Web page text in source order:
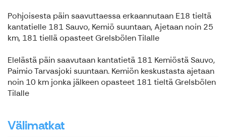
Pohjoisesta päin saavuttaessa erkaannutaan E18 tieltä
kantatielle 181 Sauvo, Kemiö suuntaan, Ajetaan noin 25
km, 181 tiellä opasteet Grelsbölen Tilalle
Elelästä päin saavutaan kantatietä 181 Kemiöstä Sauvo,
Paimio Tarvasjoki suuntaan. Kemiön keskustasta ajetaan
noin 10 km jonka jälkeen opasteet 181 tieltä Grelsbölen
Tilalle
Välimatkat